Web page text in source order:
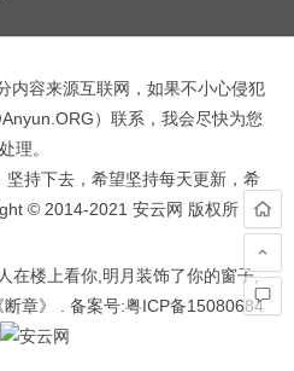
内容来源互联网，如果不小心侵犯
）联系，我会尽快为您
处理。
持下去，希望坚持每天更新，希
© 2014-2021 安云网 版权所
在楼上看你,明月装饰了你的窗子,
章》 . 备案号:粤ICP备15080684